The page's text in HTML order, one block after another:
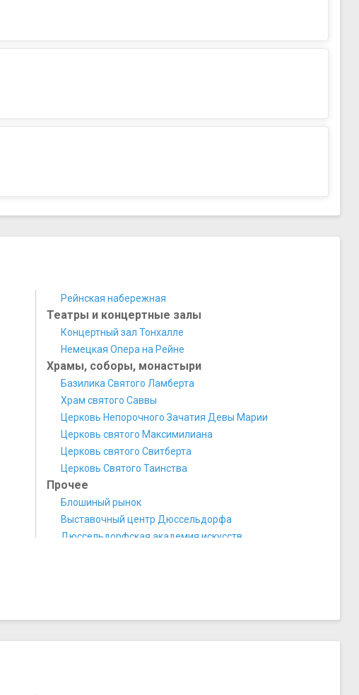
Рейнская набережная
Театры и концертные залы
Концертный зал Тонхалле
Немецкая Опера на Рейне
Храмы, соборы, монастыри
Базилика Святого Ламберта
Храм святого Саввы
Церковь Непорочного Зачатия Девы Марии
Церковь святого Максимилиана
Церковь святого Свитберта
Церковь Святого Таинства
Прочее
Блошиный рынок
Выставочный центр Дюссельдорфа
Дюссельдорфская академия искусств
Фонтан Альберта Морена
Часы Шнейдер Виббель